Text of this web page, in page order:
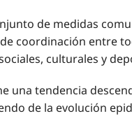
de medidas
coordinación entre
culturales y
una tendencia
de la evolución